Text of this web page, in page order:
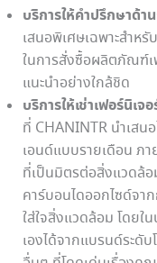
บริการให้คำปรึกษาด้า
เสนอพิเศษเฉพาะสำห
ในการสั่งซื้อผลิตภัณฑ์
แนะนำอย่างใกล้ชิด
บริการให้เช่าเฟอร์นิเ
ที่ CHANINTR นำเสน
เอนด์แบบรายเดือน ภ
ที่เป็นมิตรต่อสิ่งแวดล้
คาร์บอนไดออกไซด์จา
ใส่ใจสิ่งแวดล้อม โดยใ
เองได้จากแบรนด์ระดั